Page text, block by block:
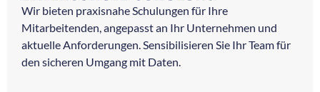
Wir bieten praxisnahe Schulungen für Ihre
Mitarbeitenden, angepasst an Ihr Unternehmen und
aktuelle Anforderungen. Sensibilisieren Sie Ihr Team für
den sicheren Umgang mit Daten.